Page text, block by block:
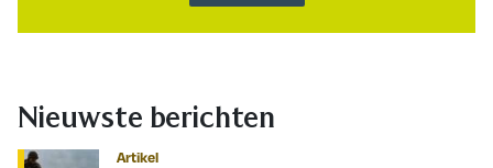
Nieuwste berichten
Artikel